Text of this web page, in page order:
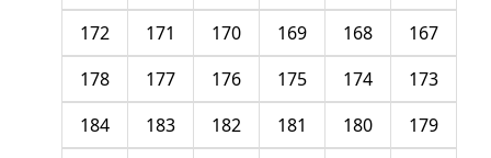
167
168
169
170
171
172
173
174
175
176
177
178
179
180
181
182
183
184